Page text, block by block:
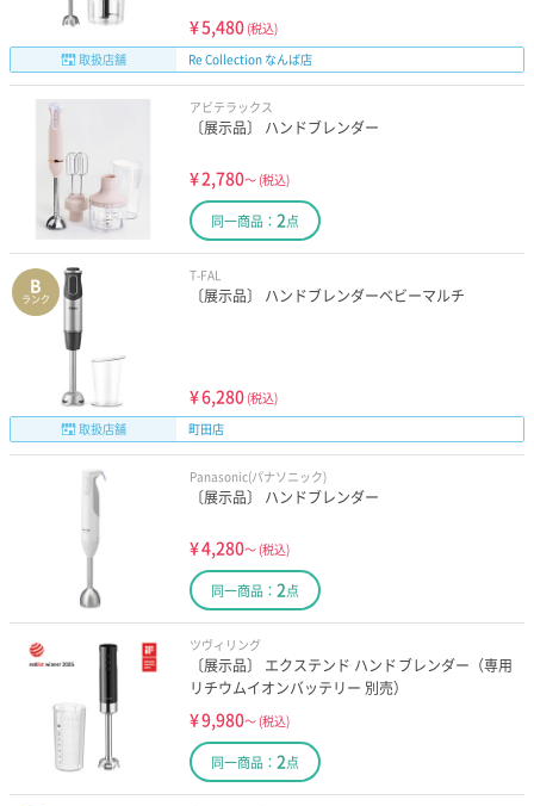
¥5,480 (税込)
取扱店舗
Re Collection なんば店
アビテラックス
〔展示品〕 ハンドブレンダー
¥2,780～ (税込)
同一商品： 2点
B
ランク
T-FAL
〔展示品〕 ハンドブレンダーベビーマルチ
¥6,280 (税込)
取扱店舗
町田店
Panasonic(パナソニック)
〔展示品〕 ハンドブレンダー
¥4,280～ (税込)
同一商品： 2点
ツヴィリング
〔展示品〕 エクステンド ハンドブレンダー（専用
リチウムイオンバッテリー 別売）
¥9,980～ (税込)
同一商品： 2点